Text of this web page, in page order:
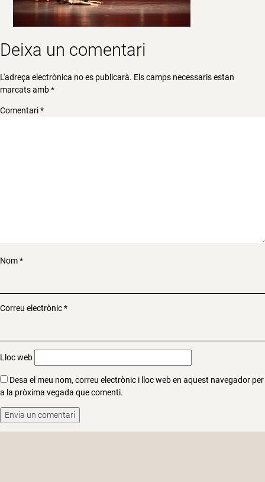
Deixa un comentari
L'adreça electrònica no es publicarà. Els camps necessaris estan
marcats amb*
Comentari*
Nom*
Correu electrònic*
Lloc web
Desa el meu nom, correu electrònic i lloc web en aquest navegador per
a la pròxima vegada que comenti.